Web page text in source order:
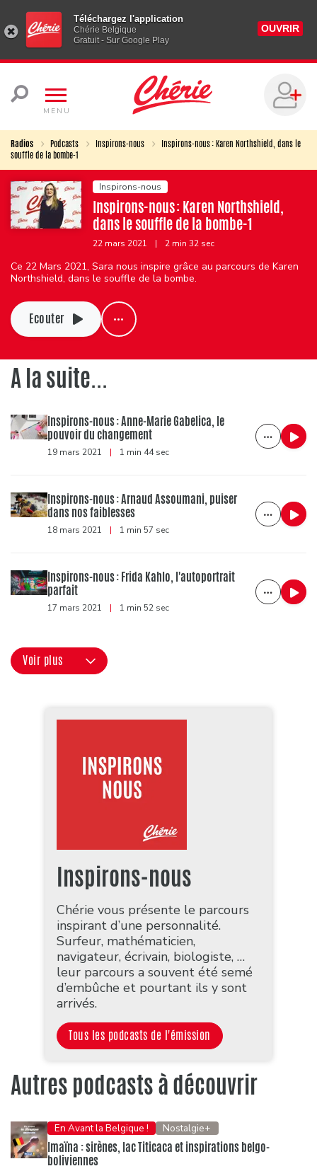
Téléchargez l'application
Chérie Belgique
Gratuit - Sur Google Play
OUVRIR
MENU
Radios Podcasts Inspirons-nous
Inspirons-nous : Karen Northshield, dans le
souffle de la bombe-1
Inspirons-nous
Inspirons-nous : Karen Northshield,
dans le souffle de la bombe-1
22 mars 2021 | 2 min 32 sec
Ce 22 Mars 2021, Sara nous inspire grâce au parcours de Karen
Northshield, dans le souffle de la bombe.
Ecouter
A la suite...
Inspirons-nous : Anne-Marie Gabelica, le
pouvoir du changement
19 mars 2021 | 1 min 44 sec
Inspirons-nous : Arnaud Assoumani, puiser
dans nos faiblesses
18 mars 2021 | 1 min 57 sec
Inspirons-nous : Frida Kahlo, l'autoportrait
parfait
17 mars 2021 | 1 min 52 sec
Voir plus
Inspirons-nous
Chérie vous présente le parcours
inspirant d’une personnalité.
Surfeur, mathématicien,
navigateur, écrivain, biologiste, …
leur parcours a souvent été semé
d’embûche et pourtant ils y sont
arrivés.
Tous les podcasts de l'émission
Autres podcasts à découvrir
En Avant la Belgique ! Nostalgie+
Imaïna : sirènes, lac Titicaca et inspirations belgo-
boliviennes